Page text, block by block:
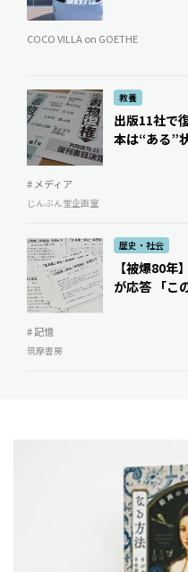
COCO VILLA on GOETHE
教養
出版11社で
本は“ある”
# メディア
じんぶん堂企画室
歴史・社会
【被爆80
が応答 「こ
# 記憶
筑摩書房